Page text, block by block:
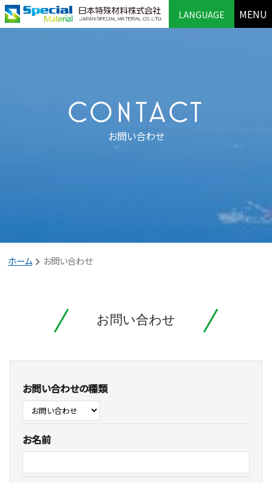
LANGUAGE MENU
お問い合わせ
CONTACT
ホーム お問い合わせ
お問い合わせ
お問い合わせの種類
お名前